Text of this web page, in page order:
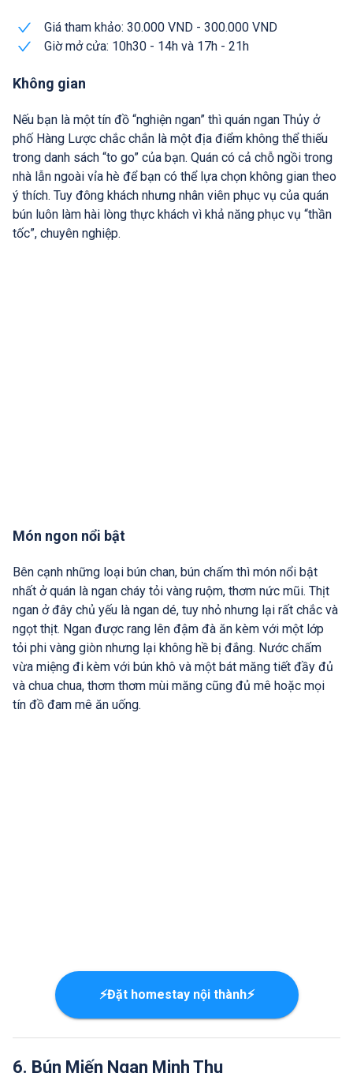
Giá tham khảo: 30.000 VND - 300.000 VND
Giờ mở cửa: 10h30 - 14h và 17h - 21h
Không gian
Nếu bạn là một tín đồ “nghiện ngan” thì quán ngan Thủy ở
phố Hàng Lược chắc chắn là một địa điểm không thể thiếu
trong danh sách “to go” của bạn. Quán có cả chỗ ngồi trong
nhà lẫn ngoài vỉa hè để bạn có thể lựa chọn không gian theo
ý thích. Tuy đông khách nhưng nhân viên phục vụ của quán
bún luôn làm hài lòng thực khách vì khả năng phục vụ “thần
tốc”, chuyên nghiệp.
Món ngon nổi bật
Bên cạnh những loại bún chan, bún chấm thì món nổi bật
nhất ở quán là ngan cháy tỏi vàng ruộm, thơm nức mũi. Thịt
ngan ở đây chủ yếu là ngan dé, tuy nhỏ nhưng lại rất chắc và
ngọt thịt. Ngan được rang lên đậm đà ăn kèm với một lớp
tỏi phi vàng giòn nhưng lại không hề bị đắng. Nước chấm
vừa miệng đi kèm với bún khô và một bát măng tiết đầy đủ
và chua chua, thơm thơm mùi măng cũng đủ mê hoặc mọi
tín đồ đam mê ăn uống.
⚡Đặt homestay nội thành⚡
6. Bún Miến Ngan Minh Thu